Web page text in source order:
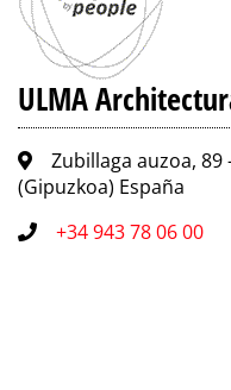
ULMA
Zubillaga auzoa, 89
(Gipuzkoa) España
+34 943 78 06 00